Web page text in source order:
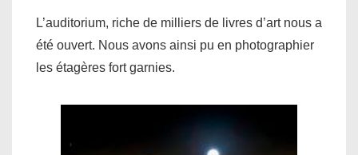
L’auditorium, riche de milliers de livres d’art nous a
été ouvert. Nous avons ainsi pu en photographier
les étagères fort garnies.